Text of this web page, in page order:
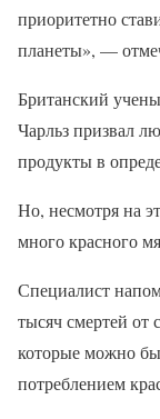
приоритетно
планеты», —
Британский
Чарльз призвал
продукты в
Но, несмотря на
много красного
Специалист
тысяч смертей от
которые можно
потреблением